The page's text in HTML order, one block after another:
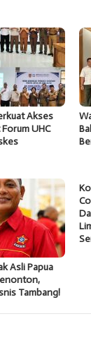
Akses
UHC
Asli Papua
Tambang!